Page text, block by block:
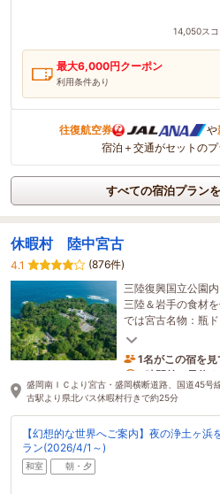
14,050ス
最大6,000円クーポン
利用条件あり
往復航空券 や
宿泊＋交通がセットの
すべての宿泊プラン
休暇村 陸中宮古
4.1
(876件)
三陸復興国立公園
三陸＆岩手の食材
では宮古名物：瓶
り本州最東端の日
1名がこの宿を
3時間前に予約
盛岡南ＩＣより宮古・盛岡横断道路、国道45号
古駅より県北バス休暇村行きで約25分
【幻想的な世界へご案内】夜の浄土ヶ
ラン(2026/4/1～)
和室 朝・夕